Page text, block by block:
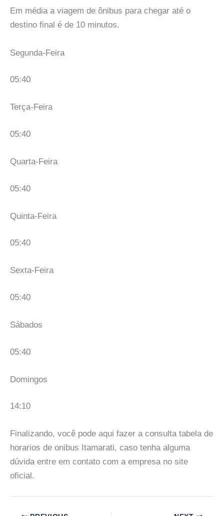
Em média a viagem de ônibus para chegar até o
destino final é de 10 minutos.
Segunda-Feira
05:40
Terça-Feira
05:40
Quarta-Feira
05:40
Quinta-Feira
05:40
Sexta-Feira
05:40
Sábados
05:40
Domingos
14:10
Finalizando, você pode aqui fazer a consulta tabela de
horarios de onibus Itamarati, caso tenha alguma
dúvida entre em contato com a empresa no site
oficial.